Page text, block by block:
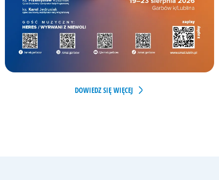
DOWIEDZ SIĘ WIĘCEJ